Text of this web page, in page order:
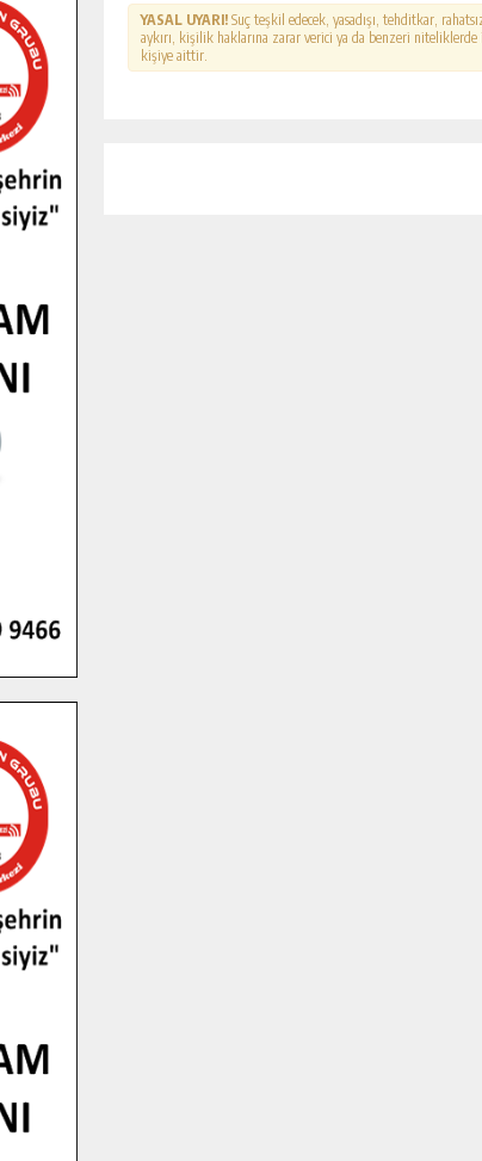
YASAL UYARI! Suç teşkil edecek, yasadışı, tehditkar,
aykırı, kişilik haklarına zarar verici ya da benzeri
kişiye aittir.